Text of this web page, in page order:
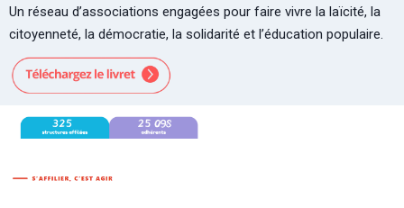
Un réseau d’associations engagées pour faire vivre la laïcité, la
citoyenneté, la démocratie, la solidarité et l’éducation populaire.